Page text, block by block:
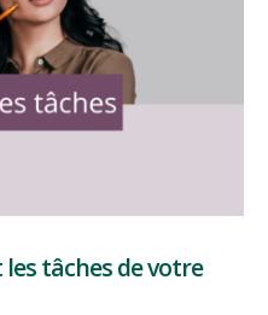
tâches de votre